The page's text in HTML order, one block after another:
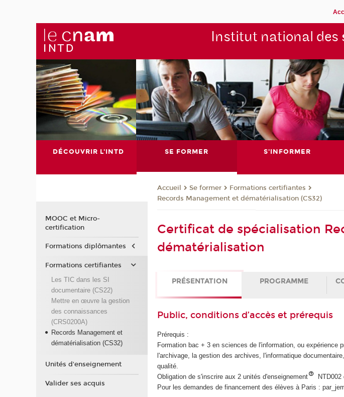
Institut national des
DÉCOUVRIR L'INTD SE FORMER S'INFORMER
Accueil Se former
Formations certifiantes
Records Management et dématérialisation (CS32)
Certificat de spécialisation
dématérialisation
PRÉSENTATION PROGRAMME
Public, conditions d’accès et prérequis
Prérequis :
Formation bac + 3 en sciences de l'information, ou expérience
l'archivage, la gestion des archives, l'informatique
qualité.
Obligation de s'inscrire aux 2 unités d'enseignement
NTD002
Pour les demandes de financement des élèves à Paris :
MOOC et Micro-
certification
Formations diplômantes
Formations certifiantes
Les TIC dans les SI
documentaire (CS22)
Mettre en œuvre la gestion
des connaissances
(CRS0200A)
Records Management et
dématérialisation (CS32)
Unités d'enseignement
Valider ses acquis